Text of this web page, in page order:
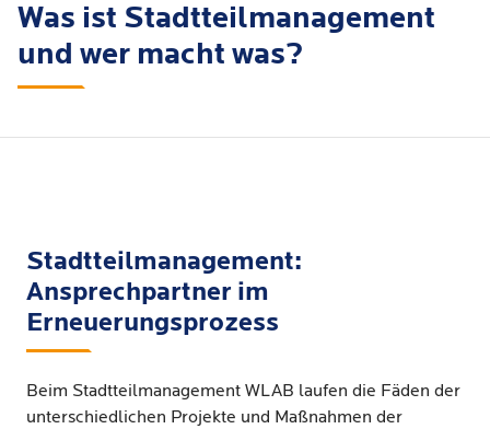
Was ist Stadtteilmanagement
und wer macht was?
Stadtteilmanagement:
Ansprechpartner im
Erneuerungsprozess
Beim Stadtteilmanagement WLAB laufen die Fäden der
unterschiedlichen Projekte und Maßnahmen der